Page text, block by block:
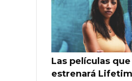
Las películas que
estrenará